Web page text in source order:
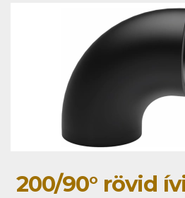
200/90° rövid